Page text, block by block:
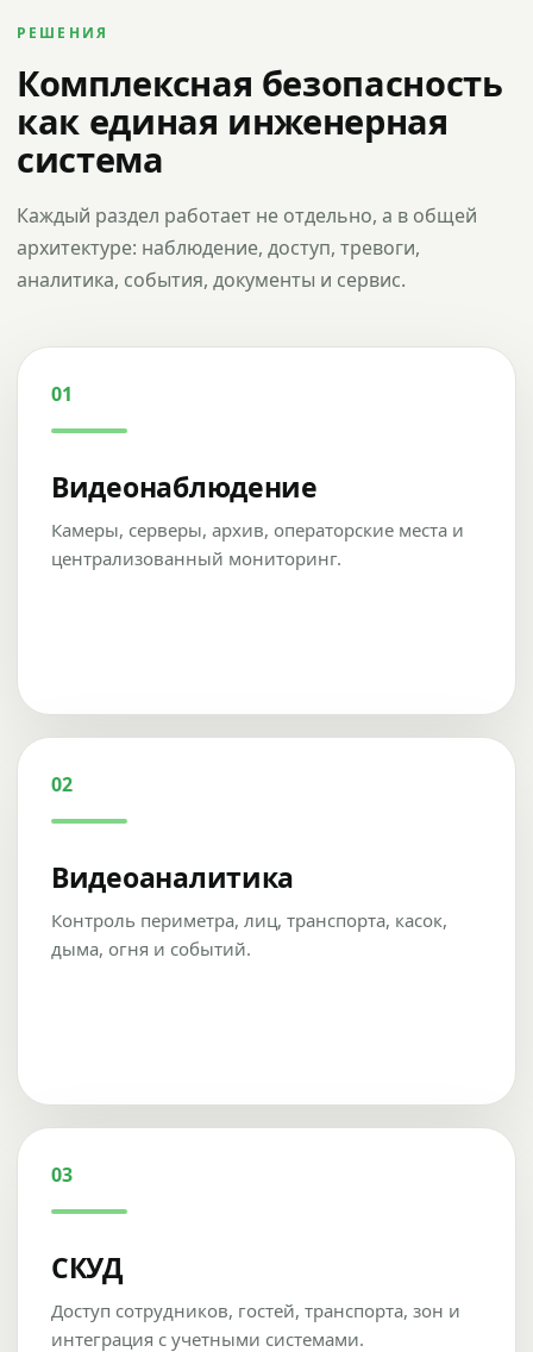
РЕШЕНИЯ
Комплексная безопасность
как единая инженерная
система
Каждый раздел работает не отдельно, а в общей
архитектуре: наблюдение, доступ, тревоги,
аналитика, события, документы и сервис.
01
Видеонаблюдение
Камеры, серверы, архив, операторские места и
централизованный мониторинг.
02
Видеоаналитика
Контроль периметра, лиц, транспорта, касок,
дыма, огня и событий.
03
СКУД
Доступ сотрудников, гостей, транспорта, зон и
интеграция с учетными системами.